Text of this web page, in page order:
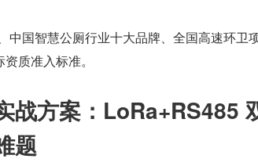
中国智慧公厕行业十大品牌、全国高速环卫
质准入标准。
战方案：LoRa+RS485
题